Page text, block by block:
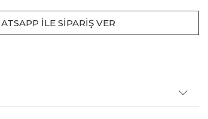
İLE SİPARİŞ VER